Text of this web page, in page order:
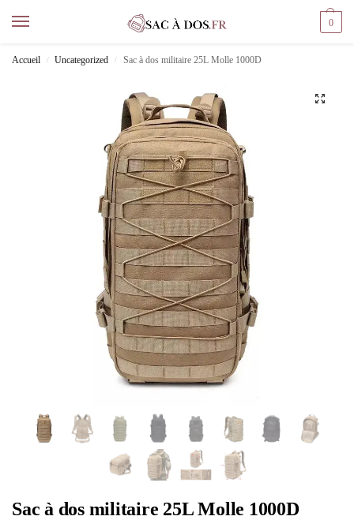
0
Accueil / Uncategorized / Sac à dos militaire 25L Molle 1000D
Sac à dos militaire 25L Molle 1000D